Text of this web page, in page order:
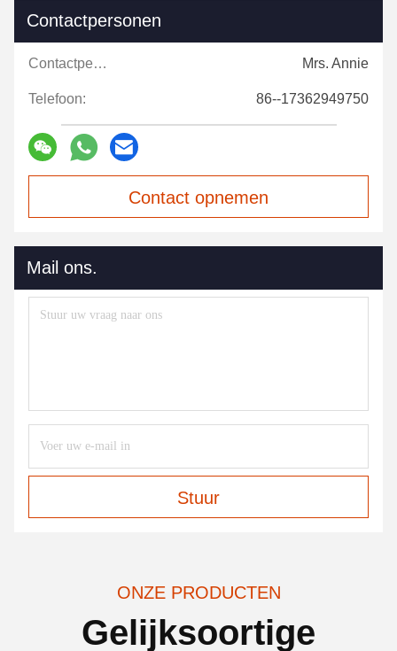
Contactpersonen
Contactpersonen: Mrs. Annie
Telefoon: 86--17362949750
Contact opnemen
Mail ons.
Stuur
ONZE PRODUCTEN
Gelijksoortige